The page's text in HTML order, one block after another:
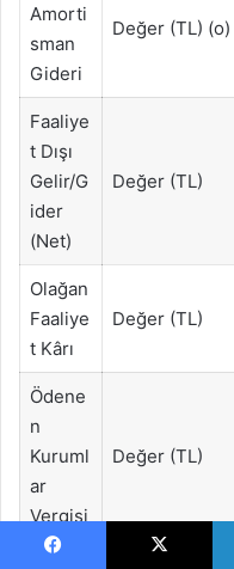
Amorti
sman
Gideri
Değer (TL) (o)
Faaliye
t Dışı
Gelir/G
ider
(Net)
Değer (TL)
Olağan
Faaliye
t Kârı
Değer (TL)
Ödene
n
Kuruml
ar
Vergisi
Değer (TL)